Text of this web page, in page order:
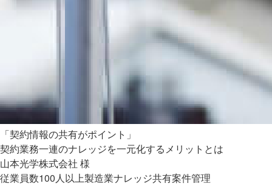
「契約情報の共有がポイント」
契約業務一連のナレッジを一元化するメリットとは
山本光学株式会社 様
従業員数100人以上製造業ナレッジ共有案件管理